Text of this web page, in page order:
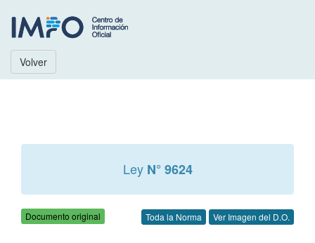
Volver
Ley N° 9624
Documento original Toda la Norma Ver Imagen del D.O.